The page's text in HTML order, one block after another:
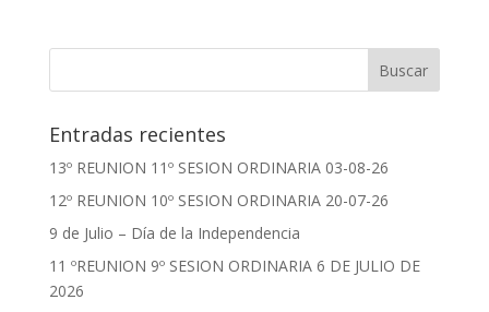
Entradas recientes
13º REUNION 11º SESION ORDINARIA 03-08-26
12º REUNION 10º SESION ORDINARIA 20-07-26
9 de Julio – Día de la Independencia
11 ºREUNION 9º SESION ORDINARIA 6 DE JULIO DE
2026